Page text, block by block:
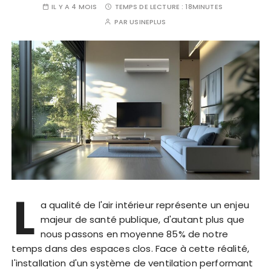
IL Y A 4 MOIS TEMPS DE LECTURE :18MINUTES
PARUSINEPLUS
L a qualité de l'air intérieur représente un enjeu
majeur de santé publique, d'autant plus que
nous passons en moyenne 85% de notre
temps dans des espaces clos. Face à cette réalité,
l'installation d'un système de ventilation performant